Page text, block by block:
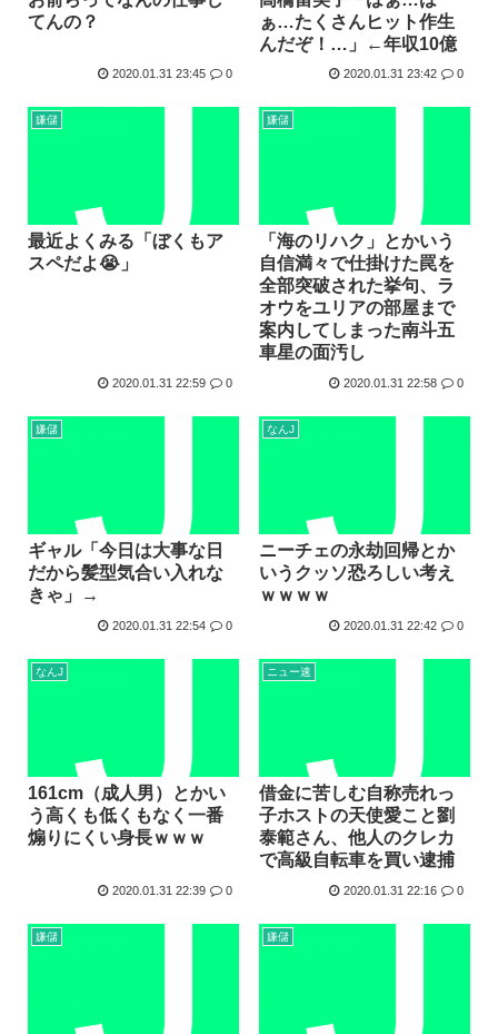
韓国人「韓国に10年間の出場権剥奪や過去ワールドカップ、...
【画像】小池百合子×高市早苗
海外「あるある！」日本を旅行した外国人が患う新たな症状「...
てんの？
2020.01.31 23:45 0
ぁ…たくさんヒット作生
んだぞ！…」←年収10億
2020.01.31 23:42 0
嫌儲
最近よくみる「ぼくもア
スペだよ😭」
2020.01.31 22:59 0
嫌儲
「海のリハク」とかいう
自信満々で仕掛けた罠を
全部突破された挙句、ラ
オウをユリアの部屋まで
案内してしまった南斗五
車星の面汚し
2020.01.31 22:58 0
嫌儲
ギャル「今日は大事な日
だから髪型気合い入れな
きゃ」→
2020.01.31 22:54 0
なんJ
ニーチェの永劫回帰とか
いうクッソ恐ろしい考え
ｗｗｗｗ
2020.01.31 22:42 0
なんJ
161cm（成人男）とかい
う高くも低くもなく一番
煽りにくい身長ｗｗｗ
2020.01.31 22:39 0
ニュー速
借金に苦しむ自称売れっ
子ホストの天使愛こと劉
泰範さん、他人のクレカ
で高級自転車を買い逮捕
2020.01.31 22:16 0
嫌儲 嫌儲